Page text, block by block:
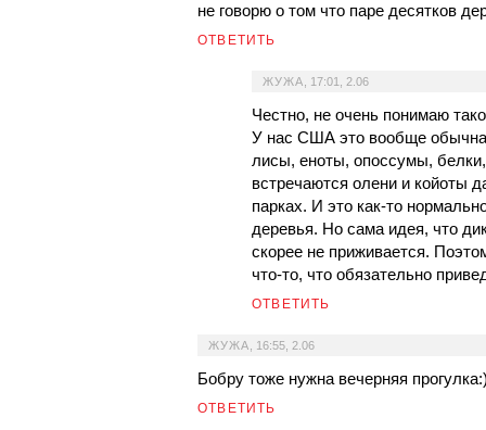
не говорю о том что паре десятков
ОТВЕТИТЬ
ЖУЖА 17:01, 2.06
Честно, не очень понимаю
У нас США это вообще
лисы, еноты, опоссумы, белки,
встречаются олени и койоты
парках. И это как-то
деревья. Но сама идея, что
скорее не приживается.
что-то, что обязательно
ОТВЕТИТЬ
ЖУЖА 16:55, 2.06
Бобру тоже нужна вечерняя
ОТВЕТИТЬ